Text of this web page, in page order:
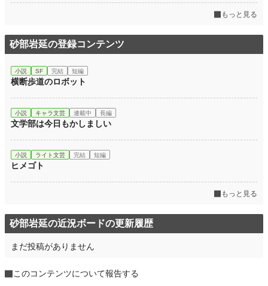
もっと見る
砂部岩延の登録コンテンツ
小説 SF 完結 短編
横断歩道のロボット
小説 キャラ文芸 連載中 長編
文学部は今日もかしましい
小説 ライト文芸 完結 短編
ヒメゴト
もっと見る
砂部岩延の近況ボードの更新履歴
まだ投稿がありません
このコンテンツについて報告する